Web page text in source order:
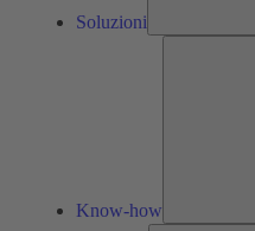
Soluzioni
Know-how